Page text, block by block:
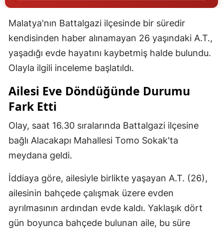
Gaziantep
Giresun
Gümüşhane
Hatay
Mersin
İzmir
Kastamonu
Malatya'nın Battalgazi ilçesinde bir süredir
kendisinden haber alınamayan 26 yaşındaki A.T.,
yaşadığı evde hayatını kaybetmiş halde bulundu.
Olayla ilgili inceleme başlatıldı.
Ailesi Eve Döndüğünde Durumu
Fark Etti
Olay, saat 16.30 sıralarında Battalgazi ilçesine
bağlı Alacakapı Mahallesi Tomo Sokak'ta
meydana geldi.
İddiaya göre, ailesiyle birlikte yaşayan A.T. (26),
ailesinin bahçede çalışmak üzere evden
ayrılmasının ardından evde kaldı. Yaklaşık dört
gün boyunca bahçede bulunan aile, bu süre